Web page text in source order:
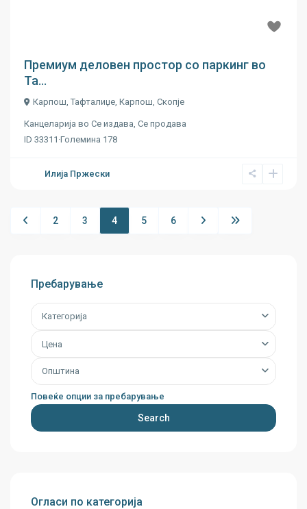
Премиум деловен простор со паркинг во
Та...
Карпош, Тафталиџе, Карпош, Скопје
Канцеларија во Се издава, Се продава
ID 33311 ·Големина 178
Илија Пржески
2 3 4 5 6
Пребарување
Категорија
Цена
Општина
Повеќе опции за пребарување
Search
Огласи по категорија